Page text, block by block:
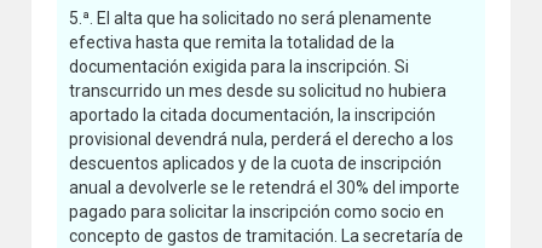
5.ª. El alta que ha solicitado no será plenamente
efectiva hasta que remita la totalidad de la
documentación exigida para la inscripción. Si
transcurrido un mes desde su solicitud no hubiera
aportado la citada documentación, la inscripción
provisional devendrá nula, perderá el derecho a los
descuentos aplicados y de la cuota de inscripción
anual a devolverle se le retendrá el 30% del importe
pagado para solicitar la inscripción como socio en
concepto de gastos de tramitación. La secretaría de